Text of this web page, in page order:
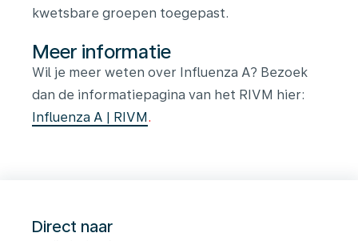
kwetsbare groepen toegepast.
Meer informatie
Wil je meer weten over Influenza A? Bezoek
dan de informatiepagina van het RIVM hier:
Influenza A | RIVM .
Direct naar